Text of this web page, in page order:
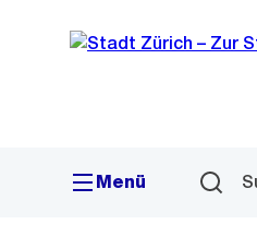
Navigation
Sprunglink
Menü